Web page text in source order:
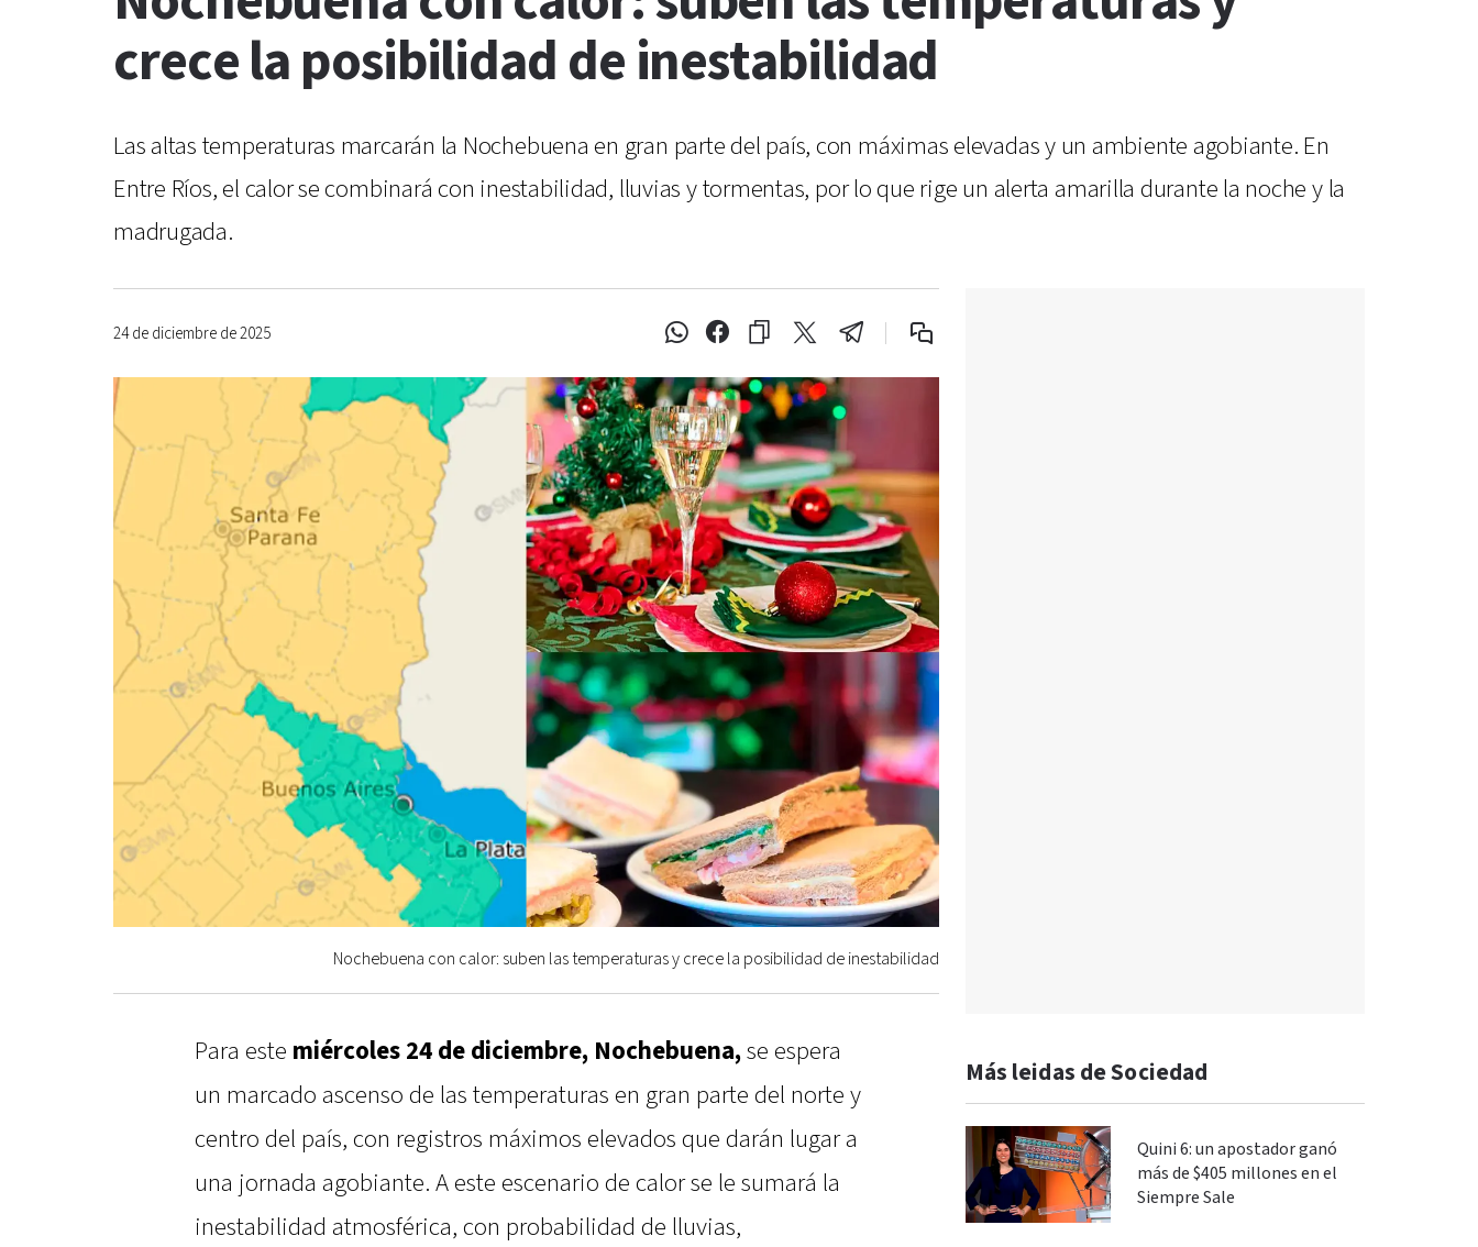
crece la posibilidad de inestabilidad
Las altas temperaturas marcarán la Nochebuena en gran parte del país, con máximas elevadas y un ambiente agobiante. En
Entre Ríos, el calor se combinará con inestabilidad, lluvias y tormentas, por lo que rige un alerta amarilla durante la noche y la
madrugada.
24 de diciembre de 2025
Nochebuena con calor: suben las temperaturas y crece la posibilidad de inestabilidad
Para este miércoles 24 de diciembre, Nochebuena,se espera
un marcado ascenso de las temperaturas en gran parte del norte y
centro del país, con registros máximos elevados que darán lugar a
una jornada agobiante. A este escenario de calor se le sumará la
inestabilidad atmosférica, con probabilidad de lluvias,
Más leidas de Sociedad
Quini 6: un apostador ganó
más de $405 millones en el
Siempre Sale